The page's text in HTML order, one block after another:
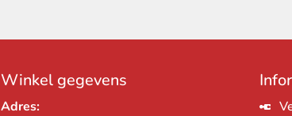
Winkel gegevens
Adres: